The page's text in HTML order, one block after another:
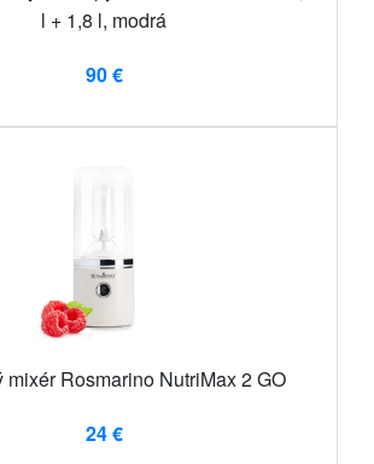
l + 1,8 l, modrá
90 €
mixér Rosmarino NutriMax 2 GO
24 €